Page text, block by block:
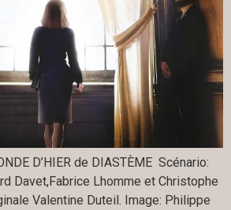
D’HIER de DIASTÈME Scénario:
Davet,Fabrice Lhomme et Christophe
Valentine Duteil. Image: Philippe